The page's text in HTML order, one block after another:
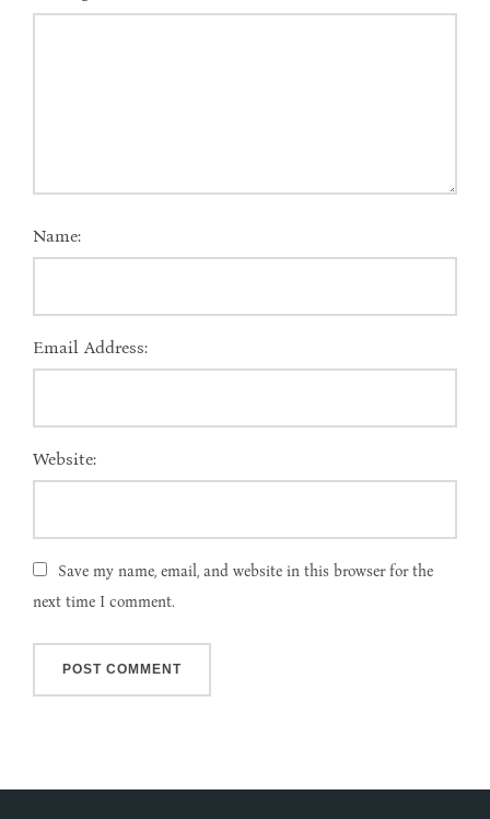
Name:
Email Address:
Website:
Save my name, email, and website in this browser for the
next time I comment.